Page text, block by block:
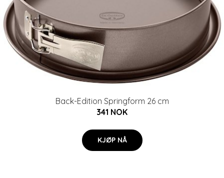
Back-Edition Springform 26 cm
341 NOK
KJØP NÅ